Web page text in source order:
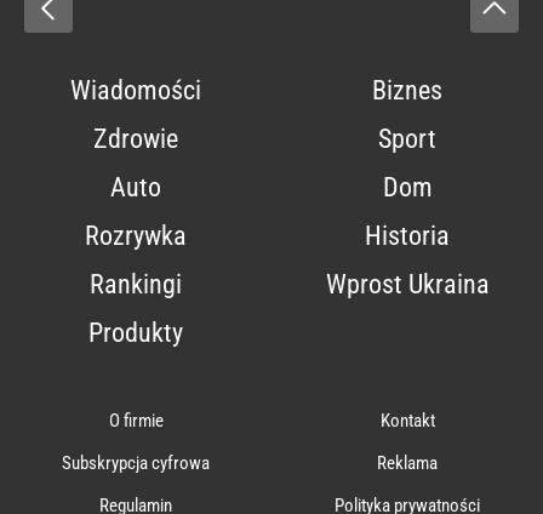
Wiadomości
Biznes
Zdrowie
Sport
Auto
Dom
Rozrywka
Historia
Rankingi
Wprost Ukraina
Produkty
O firmie
Kontakt
Subskrypcja cyfrowa
Reklama
Regulamin
Polityka prywatności